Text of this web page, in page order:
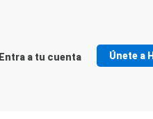
Entra a tu cuenta Únete a